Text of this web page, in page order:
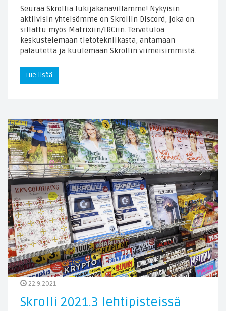
Seuraa Skrollia lukijakanavillamme! Nykyisin
aktiivisin yhteisömme on Skrollin Discord, joka on
sillattu myös Matrixiin/IRCiin. Tervetuloa
keskustelemaan tietotekniikasta, antamaan
palautetta ja kuulemaan Skrollin viimeisimmistä.
Lue lisää
22.9.2021
Skrolli 2021.3 lehtipisteissä